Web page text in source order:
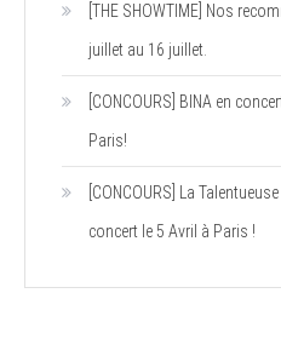
[THE SHOWTIME] Nos
juillet au 16 juillet.
[CONCOURS] BINA en
Paris!
[CONCOURS] La
concert le 5 Avril à Paris !